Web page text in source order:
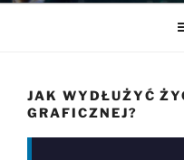
JAK WYDŁUŻYĆ
GRAFICZNEJ?